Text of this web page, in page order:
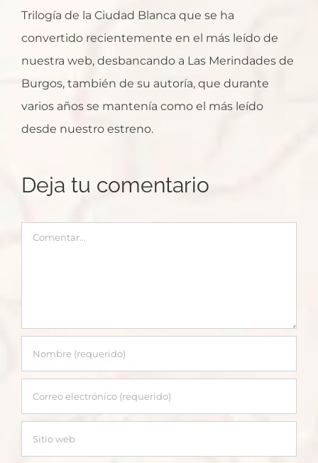
Trilogía de la Ciudad Blanca que se ha
convertido recientemente en el más leído de
nuestra web, desbancando a Las Merindades de
Burgos, también de su autoría, que durante
varios años se mantenía como el más leído
desde nuestro estreno.
Deja tu comentario
Comentar